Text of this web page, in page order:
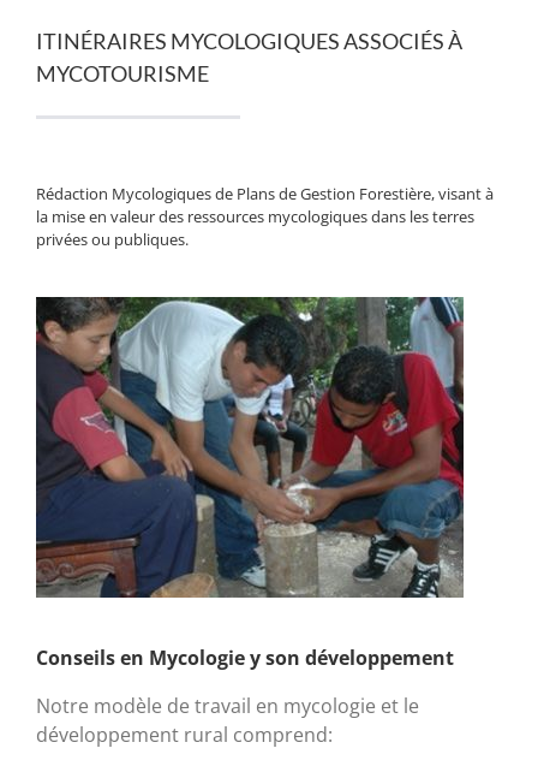
ITINÉRAIRES MYCOLOGIQUES ASSOCIÉS À
MYCOTOURISME
Rédaction Mycologiques de Plans de Gestion Forestière, visant à
la mise en valeur des ressources mycologiques dans les terres
privées ou publiques.
Conseils en Mycologie y son développement
Notre modèle de travail en mycologie et le
développement rural comprend: